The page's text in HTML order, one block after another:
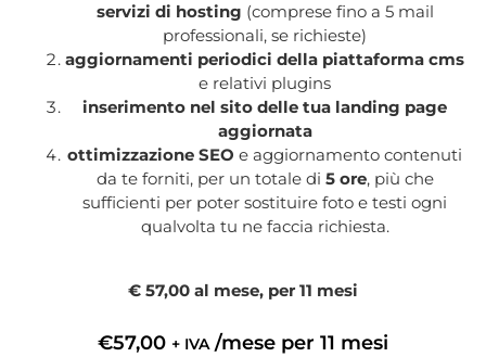
servizi di hosting (comprese fino a 5 mail
professionali, se richieste)
aggiornamenti periodici della piattaforma cms
e relativi plugins
inserimento nel sito delle tua landing page
aggiornata
ottimizzazione SEO e aggiornamento contenuti
da te forniti, per un totale di 5ore, più che
sufficienti per poter sostituire foto e testi ogni
qualvolta tu ne faccia richiesta.
€ 57,00 al mese, per 11 mesi
€57,00 + IVA /mese per 11 mesi